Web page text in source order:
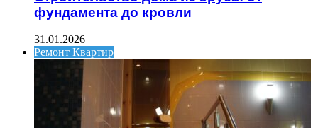
фундамента до кровли
31.01.2026
Ремонт Квартир